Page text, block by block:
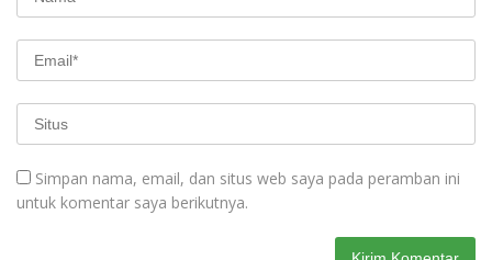
Simpan nama, email, dan situs web saya pada peramban ini
untuk komentar saya berikutnya.